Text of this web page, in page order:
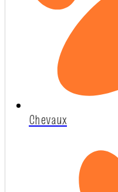
Chevaux